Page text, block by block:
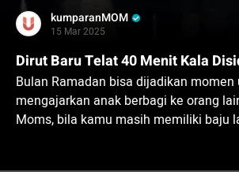
kumparanMOM
15 Mar 2025
Dirut Baru Telat 40 Menit Kala
Bulan Ramadan bisa dijadikan momen
mengajarkan anak berbagi ke orang
Moms, bila kamu masih memiliki baju